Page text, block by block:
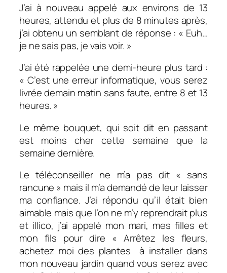
J’ai à nouveau appelé aux environs de 13
heures, attendu et plus de 8 minutes après,
j’ai obtenu un semblant de réponse : « Euh…
je ne sais pas, je vais voir. »
J’ai été rappelée une demi-heure plus tard :
« C’est une erreur informatique, vous serez
livrée demain matin sans faute, entre 8 et 13
heures. »
Le même bouquet, qui soit dit en passant
est moins cher cette semaine que la
semaine dernière.
Le téléconseiller ne m’a pas dit « sans
rancune » mais il m’a demandé de leur laisser
ma confiance. J’ai répondu qu’il était bien
aimable mais que l’on ne m’y reprendrait plus
et illico, j’ai appelé mon mari, mes filles et
mon fils pour dire « Arrêtez les fleurs,
achetez moi des plantes à installer dans
mon nouveau jardin quand vous serez avec